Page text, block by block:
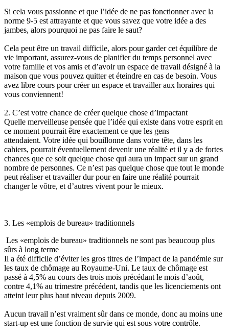
Si cela vous passionne et que l’idée de ne pas fonctionner avec la
norme 9-5 est attrayante et que vous savez que votre idée a des
jambes, alors pourquoi ne pas faire le saut?
Cela peut être un travail difficile, alors pour garder cet équilibre de
vie important, assurez-vous de planifier du temps personnel avec
votre famille et vos amis et d’avoir un espace de travail désigné à la
maison que vous pouvez quitter et éteindre en cas de besoin. Vous
avez libre cours pour créer un espace et travailler aux horaires qui
vous conviennent!
2. C’est votre chance de créer quelque chose d’impactant
Quelle merveilleuse pensée que l’idée qui existe dans votre esprit en
ce moment pourrait être exactement ce que les gens
attendaient. Votre idée qui bouillonne dans votre tête, dans les
cahiers, pourrait éventuellement devenir une réalité et il y a de fortes
chances que ce soit quelque chose qui aura un impact sur un grand
nombre de personnes. Ce n’est pas quelque chose que tout le monde
peut réaliser et travailler dur pour en faire une réalité pourrait
changer le vôtre, et d’autres vivent pour le mieux.
3. Les «emplois de bureau» traditionnels
Les «emplois de bureau» traditionnels ne sont pas beaucoup plus
sûrs à long terme
Il a été difficile d’éviter les gros titres de l’impact de la pandémie sur
les taux de chômage au Royaume-Uni. Le taux de chômage est
passé à 4,5% au cours des trois mois précédant le mois d’août,
contre 4,1% au trimestre précédent, tandis que les licenciements ont
atteint leur plus haut niveau depuis 2009.
Aucun travail n’est vraiment sûr dans ce monde, donc au moins une
start-up est une fonction de survie qui est sous votre contrôle.